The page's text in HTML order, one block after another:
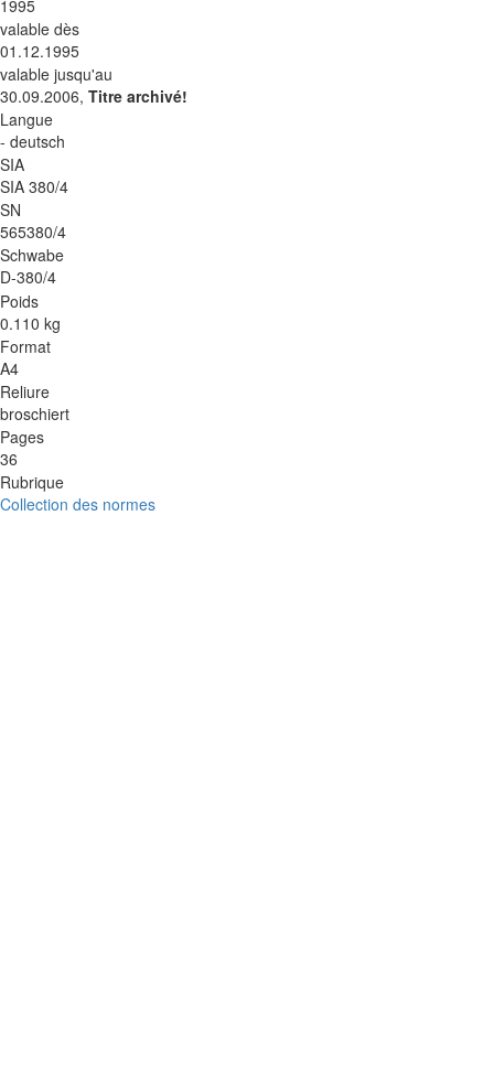
1995
valable dès
01.12.1995
valable jusqu'au
30.09.2006, Titre archivé!
Langue
- deutsch
SIA
SIA 380/4
SN
565380/4
Schwabe
D-380/4
Poids
0.110 kg
Format
A4
Reliure
broschiert
Pages
36
Rubrique
Collection des normes